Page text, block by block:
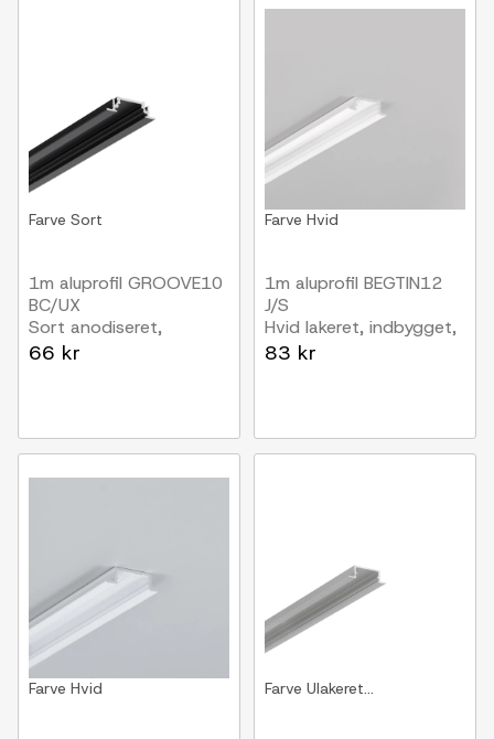
Farve Sort
1m aluprofil GROOVE10
BC/UX
Sort anodiseret,
indbygget, LED skinne
66 kr
Farve Hvid
1m aluprofil BEGTIN12
J/S
Hvid lakeret, indbygget,
LED skinne
83 kr
Farve Hvid Farve Ulakeret...